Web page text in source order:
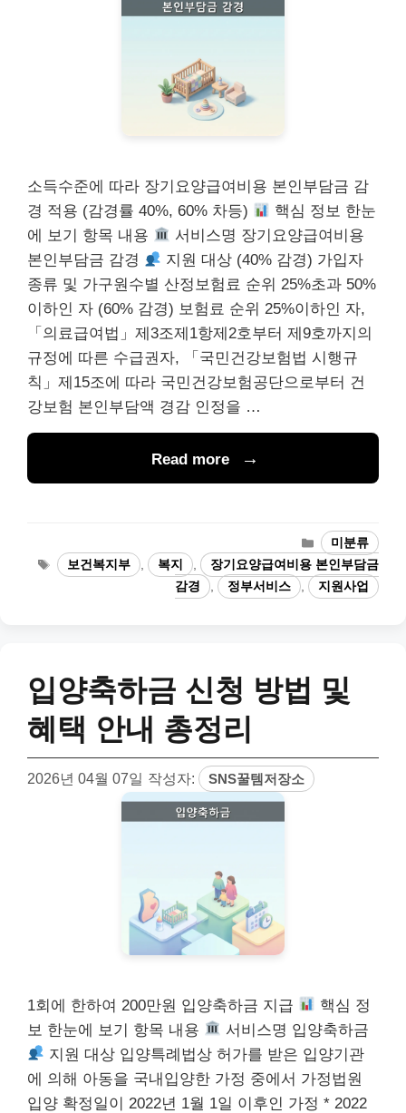
소득수준에 따라 장기요양급여비용 본인부담금 감
경 적용 (감경률 40%, 60% 차등)
핵심 정보 한눈
에 보기 항목 내용
서비스명 장기요양급여비용
본인부담금 감경
지원 대상 (40% 감경) 가입자
종류 및 가구원수별 산정보험료 순위 25%초과 50%
이하인 자 (60% 감경) 보험료 순위 25%이하인 자,
「의료급여법」제3조제1항제2호부터 제9호까지의
규정에 따른 수급권자, 「국민건강보험법 시행규
칙」제15조에 따라 국민건강보험공단으로부터 건
강보험 본인부담액 경감 인정을 …
Read more
카
테
고
리
미분류
태
그
보건복지부 , 복지 ,
장기요양급여비용 본인부담금
감경
, 정부서비스 , 지원사업
입양축하금 신청 방법 및
혜택 안내 총정리
2026년 04월 07일 작성자: SNS꿀템저장소
1회에 한하여 200만원 입양축하금 지급
핵심 정
보 한눈에 보기 항목 내용
서비스명 입양축하금
지원 대상 입양특례법상 허가를 받은 입양기관
에 의해 아동을 국내입양한 가정 중에서 가정법원
입양 확정일이 2022년 1월 1일 이후인 가정 * 2022